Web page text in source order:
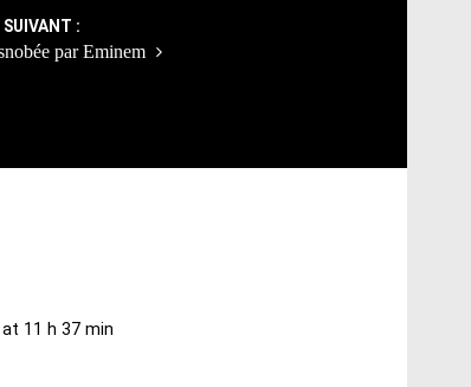
SUIVANT :
par Eminem
11 h 37 min